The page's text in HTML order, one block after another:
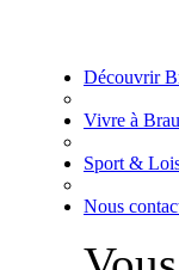
Découvrir
Vivre à
Sport &
Nous